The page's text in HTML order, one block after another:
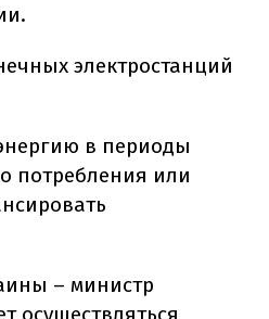
электростанций
в периоды
потребления или
– министр
осуществляться